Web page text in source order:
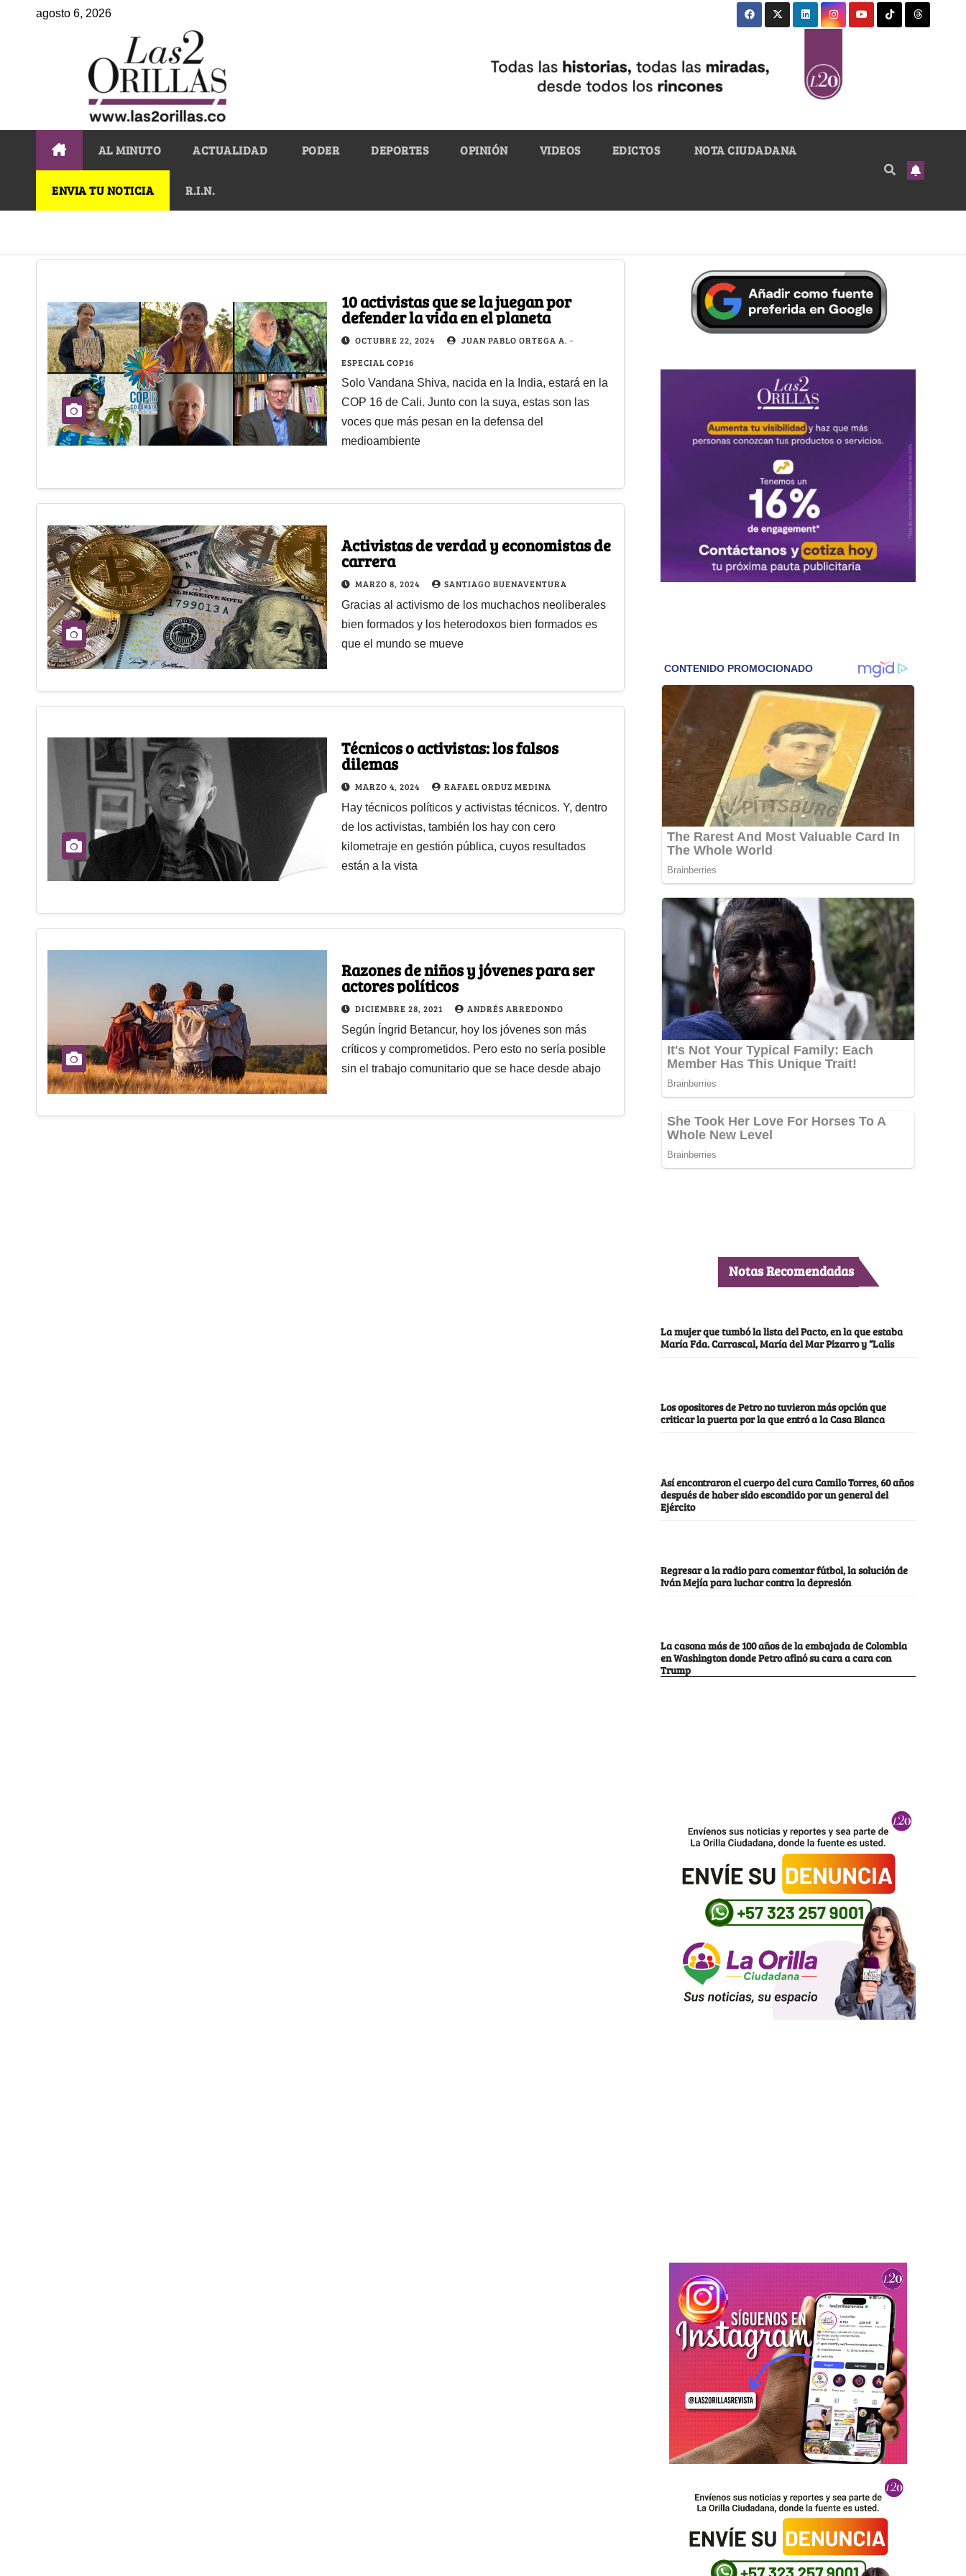
agosto 6, 2026
AL MINUTO ACTUALIDAD PODER DEPORTES OPINIÓN VIDEOS EDICTOS NOTA CIUDADANA
ENVIA TU NOTICIA R.I.N.
10 activistas que se la juegan por
defender la vida en el planeta
OCTUBRE 22, 2024
JUAN PABLO ORTEGA A. -
ESPECIAL COP16
Solo Vandana Shiva, nacida en la India, estará en la
COP 16 de Cali. Junto con la suya, estas son las
voces que más pesan en la defensa del
medioambiente
Activistas de verdad y economistas de
carrera
MARZO 8, 2024 SANTIAGO BUENAVENTURA
Gracias al activismo de los muchachos neoliberales
bien formados y los heterodoxos bien formados es
que el mundo se mueve
Técnicos o activistas: los falsos
dilemas
MARZO 4, 2024 RAFAEL ORDUZ MEDINA
Hay técnicos políticos y activistas técnicos. Y, dentro
de los activistas, también los hay con cero
kilometraje en gestión pública, cuyos resultados
están a la vista
Razones de niños y jóvenes para ser
actores políticos
DICIEMBRE 28, 2021 ANDRÉS ARREDONDO
Según Íngrid Betancur, hoy los jóvenes son más
críticos y comprometidos. Pero esto no sería posible
sin el trabajo comunitario que se hace desde abajo
Notas Recomendadas
La mujer que tumbó la lista del Pacto, en la que estaba
María Fda. Carrascal, María del Mar Pizarro y “Lalis
Los opositores de Petro no tuvieron más opción que
criticar la puerta por la que entró a la Casa Blanca
Así encontraron el cuerpo del cura Camilo Torres, 60 años
después de haber sido escondido por un general del
Ejército
Regresar a la radio para comentar fútbol, la solución de
Iván Mejía para luchar contra la depresión
La casona más de 100 años de la embajada de Colombia
en Washington donde Petro afinó su cara a cara con
Trump